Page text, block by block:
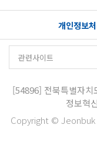
개인정보
[54896] 전북특별자
정보혁
Copyright ©